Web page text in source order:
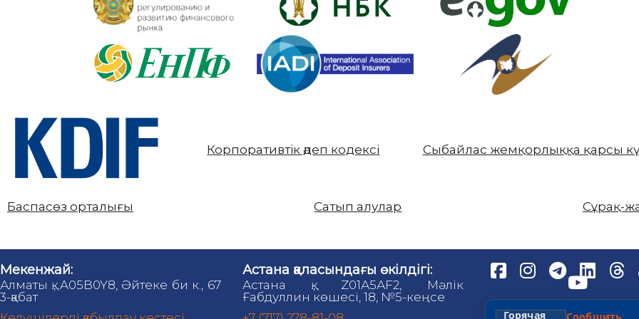
Корпоративтік әдеп кодексі Сыбайлас жемқорлыққа қарсы
Баспасөз орталығы Сатып алулар Сұрақ-
Мекенжай:
Алматы қ., A05B0Y8, Әйтеке би к., 67
3-қабат
Астана қаласындағы өкілдігі:
Астана қ., Z01А5АF2, Мәлік
Ғабдуллин көшесі, 18, №5-кеңсе
Горячая